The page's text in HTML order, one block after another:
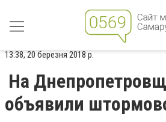
13:38, 20 березня 2018 р.
На
объявили